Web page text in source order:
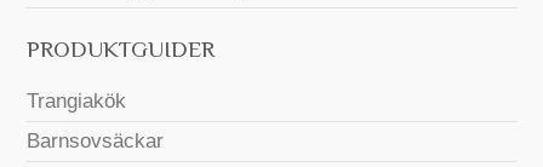
PRODUKTGUIDER
Trangiakök
Barnsovsäckar